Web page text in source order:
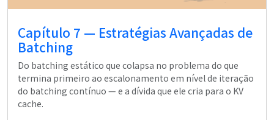
Capítulo 7 — Estratégias Avançadas de
Batching
Do batching estático que colapsa no problema do que
termina primeiro ao escalonamento em nível de iteração
do batching contínuo — e a dívida que ele cria para o KV
cache.